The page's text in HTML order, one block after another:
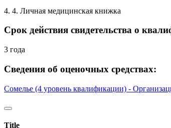
4. 4. Личная медицинская книжка
Срок действия свидетельства о
3 года
Сведения об оценочных средствах:
Сомелье (4 уровень квалификации) -
Title